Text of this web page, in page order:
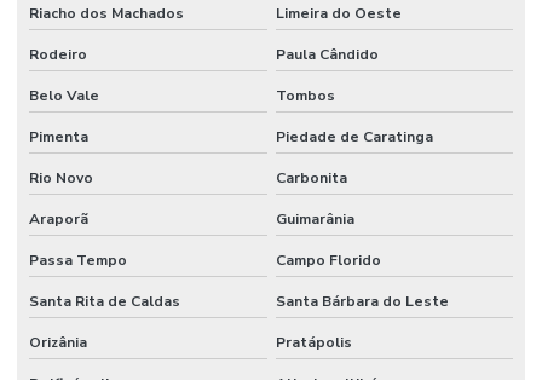
Riacho dos Machados Limeira do Oeste
Rodeiro Paula Cândido
Belo Vale Tombos
Pimenta Piedade de Caratinga
Rio Novo Carbonita
Araporã Guimarânia
Passa Tempo Campo Florido
Santa Rita de Caldas Santa Bárbara do Leste
Orizânia Pratápolis